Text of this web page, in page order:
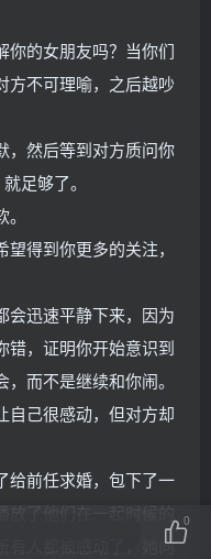
你的女朋友吗？当你们
方不可理喻，之后越吵
，然后等到对方质问你
足够了。
得到你更多的关注，
会迅速平静下来，因为
错，证明你开始意识到
而不是继续和你闹。
自己很感动，但对方却
给前任求婚，包下了一
放了他们在一起时候的
有人都被感动了，她向
0